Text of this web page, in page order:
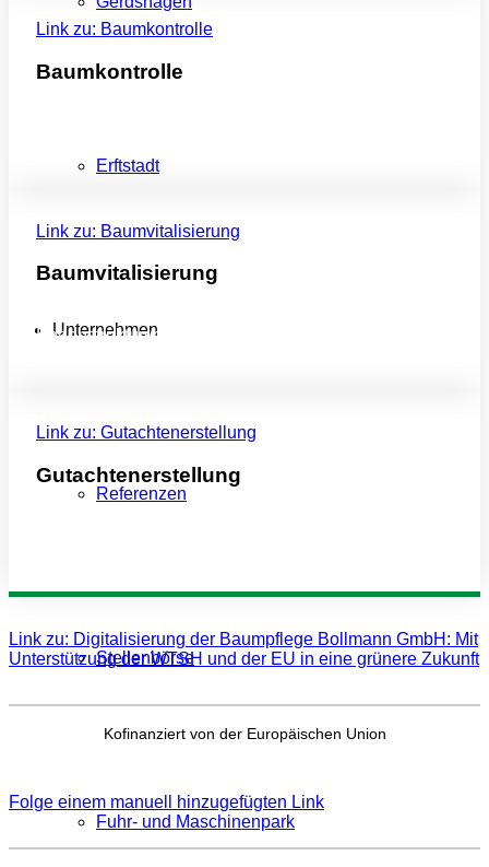
Erftstadt
Unternehmen
Referenzen
Stellenbörse
Fuhr- und Maschinenpark
Link zu: Baumkontrolle
Baumkontrolle
Link zu: Baumvitalisierung
Baumvitalisierung
Bodenstrukturverbesserung mit TREE LIFE
Link zu: Gutachtenerstellung
Gutachtenerstellung
Link zu: Digitalisierung der Baumpflege Bollmann GmbH: Mit
Unterstützung der WTSH und der EU in eine grünere Zukunft
Kofinanziert von der Europäischen Union
Folge einem manuell hinzugefügten Link